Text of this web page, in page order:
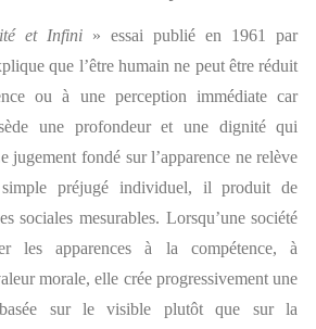
et Infini » essai publié en 1961 par
que l’être humain ne peut être réduit
ou à une perception immédiate car
une profondeur et une dignité qui
jugement fondé sur l’apparence ne relève
simple préjugé individuel, il produit de
sociales mesurables. Lorsqu’une société
les apparences à la compétence, à
morale, elle crée progressivement une
basée sur le visible plutôt que sur la